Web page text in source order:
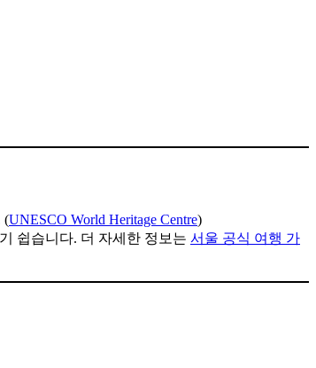
(UNESCO World Heritage Centre)
쉽습니다. 더 자세한 정보는 서울 공식 여행 가